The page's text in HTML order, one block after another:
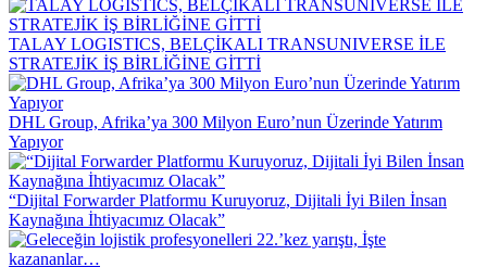
TALAY LOGISTICS, BELÇİKALI TRANSUNIVERSE İLE
STRATEJİK İŞ BİRLİĞİNE GİTTİ
DHL Group, Afrika’ya 300 Milyon Euro’nun Üzerinde Yatırım
Yapıyor
“Dijital Forwarder Platformu Kuruyoruz, Dijitali İyi Bilen İnsan
Kaynağına İhtiyacımız Olacak”